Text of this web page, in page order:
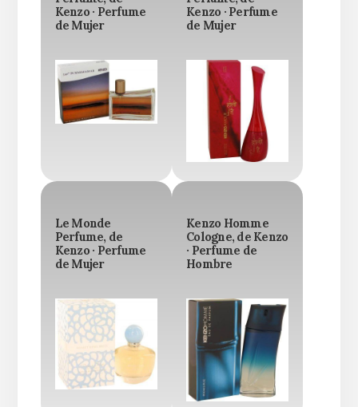
Kenzo · Perfume
de Mujer
Kenzo · Perfume
de Mujer
Le Monde
Perfume, de
Kenzo · Perfume
de Mujer
Kenzo Homme
Cologne, de Kenzo
· Perfume de
Hombre